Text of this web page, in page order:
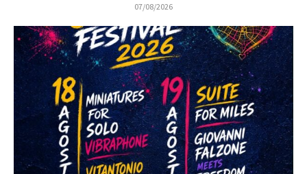
07/08/2026